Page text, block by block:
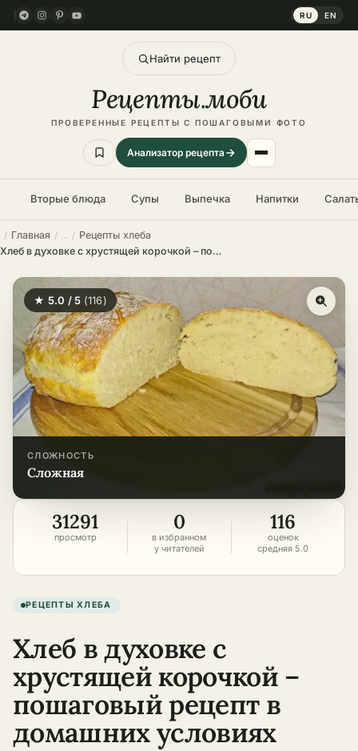
RU EN
Найти рецепт
Рецепты.моби
ПРОВЕРЕННЫЕ РЕЦЕПТЫ С ПОШАГОВЫМИ ФОТО
Анализатор рецепта
Вторые блюда Супы Выпечка Напитки
Главная
Рецепты хлеба
Хлеб в духовке с хрустящей корочкой – пошаговый рецепт в домашних условиях
★ 5.0 / 5 (116)
СЛОЖНОСТЬ
сложная
31291
просмотр
0
в избранном
у читателей
116
оценок
средняя 5.0
РЕЦЕПТЫ ХЛЕБА
Хлеб в духовке с
хрустящей корочкой –
пошаговый рецепт в
домашних условиях